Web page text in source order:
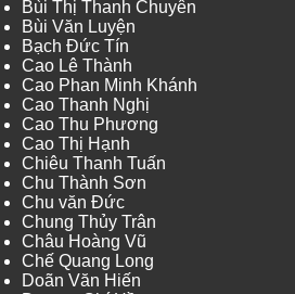
Bùi Thị Thanh Chuyên
Bùi Văn Luyện
Bạch Đức Tín
Cao Lê Thành
Cao Phan Minh Khánh
Cao Thanh Nghị
Cao Thu Phương
Cao Thị Hạnh
Chiêu Thanh Tuấn
Chu Thành Sơn
Chu văn Đức
Chung Thủy Trân
Châu Hoàng Vũ
Chế Quang Long
Doãn Văn Hiến